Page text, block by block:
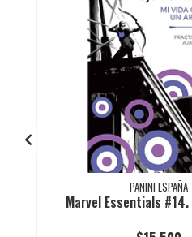
PANINI ESPAÑA
Marvel Essentials #14.